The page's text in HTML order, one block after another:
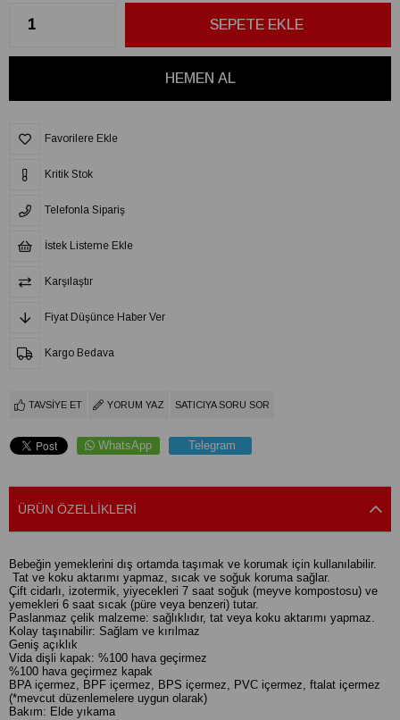
Favorilere Ekle
Kritik Stok
Telefonla Sipariş
İstek Listeme Ekle
Karşılaştır
Fiyat Düşünce Haber Ver
Kargo Bedava
TAVSIYE ET YORUM YAZ SATICIYA SORU SOR
WhatsApp Telegram
ÜRÜN ÖZELLIKLERI
Bebeğin yemeklerini dış ortamda taşımak ve korumak için kullanılabilir.
Tat ve koku aktarımı yapmaz, sıcak ve soğuk koruma sağlar.
Çift cidarlı, izotermik, yiyecekleri 7 saat soğuk (meyve kompostosu) ve
yemekleri 6 saat sıcak (püre veya benzeri) tutar.
Paslanmaz çelik malzeme: sağlıklıdır, tat veya koku aktarımı yapmaz.
Kolay taşınabilir: Sağlam ve kırılmaz
Geniş açıklık
Vida dişli kapak: %100 hava geçirmez
%100 hava geçirmez kapak
BPA içermez, BPF içermez, BPS içermez, PVC içermez, ftalat içermez
(*mevcut düzenlemelere uygun olarak)
Bakım: Elde yıkama